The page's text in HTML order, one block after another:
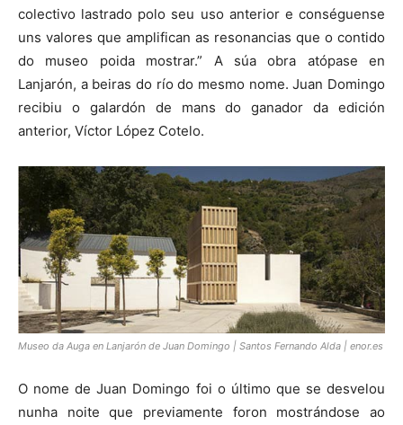
colectivo lastrado polo seu uso anterior e conséguense
uns valores que amplifican as resonancias que o contido
do museo poida mostrar.” A súa obra atópase en
Lanjarón, a beiras do río do mesmo nome. Juan Domingo
recibiu o galardón de mans do ganador da edición
anterior, Víctor López Cotelo.
Museo da Auga en Lanjarón de Juan Domingo | Santos Fernando Alda | enor.es
O nome de Juan Domingo foi o último que se desvelou
nunha noite que previamente foron mostrándose ao